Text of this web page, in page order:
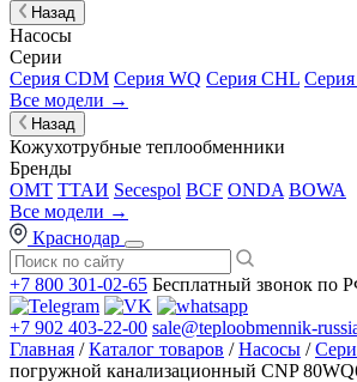
Назад
Насосы
Серии
Серия CDM Серия WQ Серия CHL
Все модели →
Назад
Кожухотрубные теплообменники
Бренды
OMT ТТАИ Secespol BCF ONDA BOWA
Все модели →
Краснодар
+7 800 301-02-65 Бесплатный звонок по
+7 902 403-22-00 sale@teploobmennik-
Главная /Каталог товаров /Насосы /
погружной канализационный CNP